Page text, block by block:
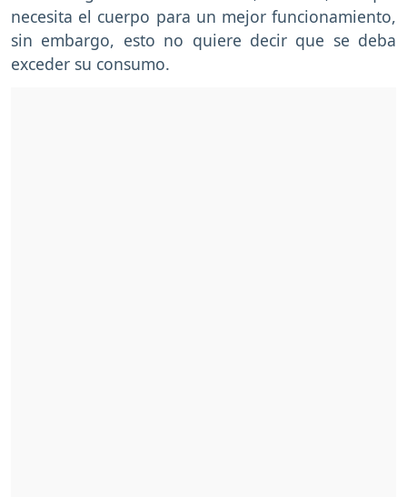
necesita el cuerpo para un mejor funcionamiento,
sin embargo, esto no quiere decir que se deba
exceder su consumo.